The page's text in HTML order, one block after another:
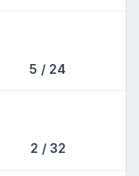
5 / 24
2 / 32